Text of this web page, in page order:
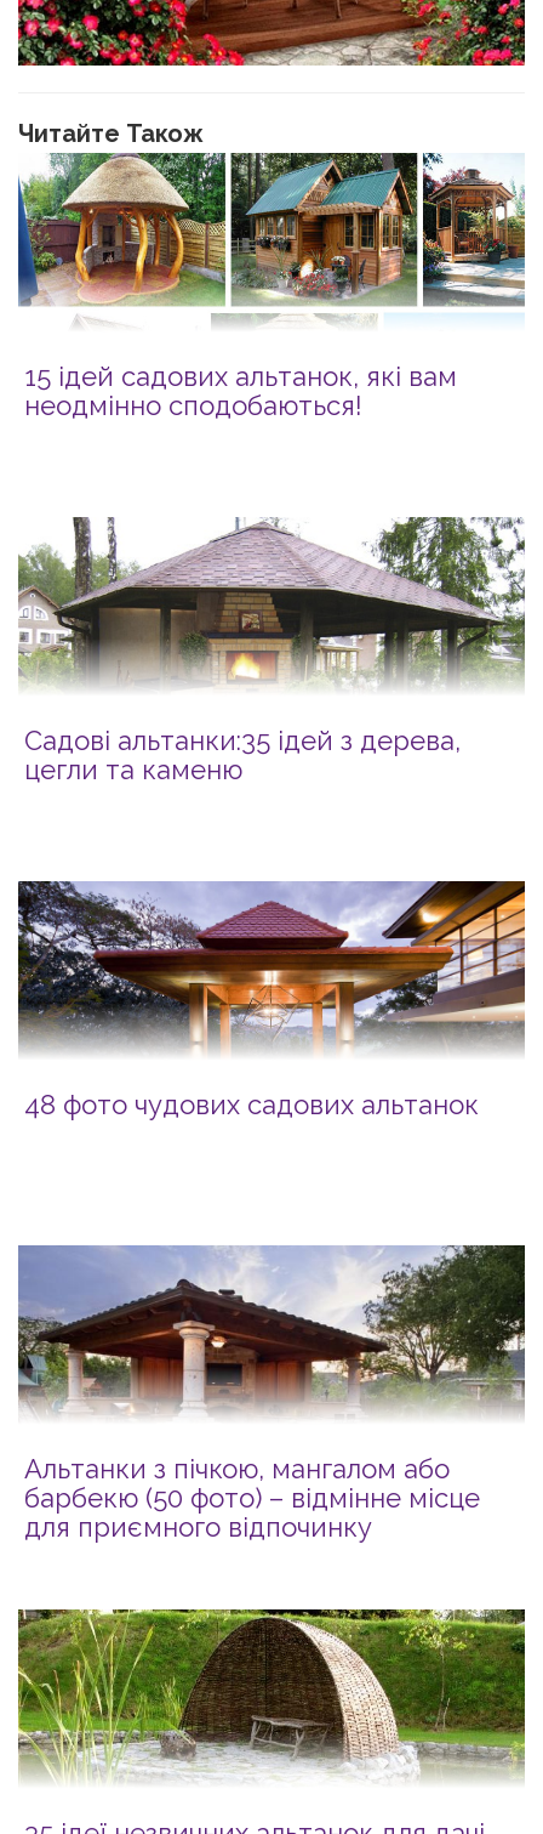
Читайте Також
15 ідей садових альтанок, які вам
неодмінно сподобаються!
Садові альтанки:35 ідей з дерева,
цегли та каменю
48 фото чудових садових альтанок
Альтанки з пічкою, мангалом або
барбекю (50 фото) – відмінне місце
для приємного відпочинку